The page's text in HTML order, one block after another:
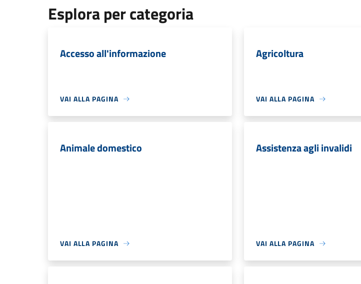
Esplora per categoria
Accesso all'informazione
VAI ALLA PAGINA
Agricoltura
VAI ALLA PAGINA
Animale domestico
VAI ALLA PAGINA
Assistenza agli invalidi
VAI ALLA PAGINA